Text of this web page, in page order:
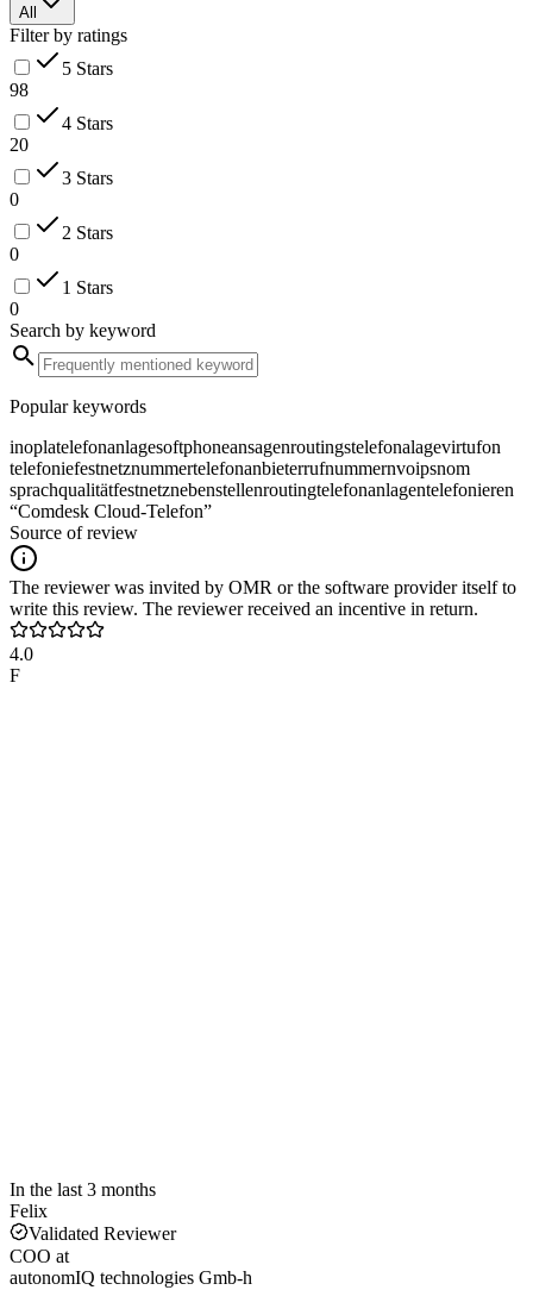
All
Filter by ratings
5 Stars
98
4 Stars
20
3 Stars
0
2 Stars
0
1 Stars
0
Search by keyword
Popular keywords
inoplatelefonanlagesoftphoneansagenroutingstelefonalagevirtufon
telefoniefestnetznummertelefonanbieterrufnummernvoipsnom
sprachqualitätfestnetznebenstellenroutingtelefonanlagentelefonieren
“Comdesk Cloud-Telefon”
Source of review
The reviewer was invited by OMR or the software provider itself to
write this review. The reviewer received an incentive in return.
4.0
F
In the last 3 months
Felix
Validated Reviewer
COO at
autonomIQ technologies Gmb-h